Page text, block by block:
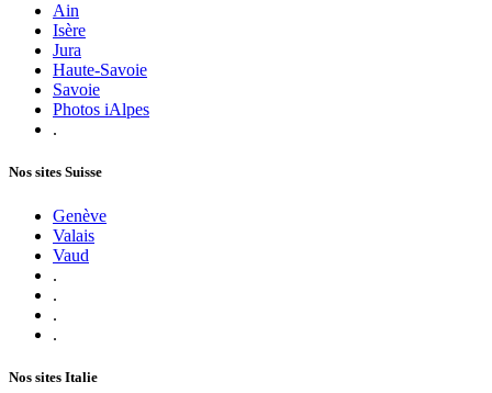
Ain
Isère
Jura
Haute-Savoie
Savoie
Photos iAlpes
.
Nos sites Suisse
Genève
Valais
Vaud
.
.
.
.
Nos sites Italie